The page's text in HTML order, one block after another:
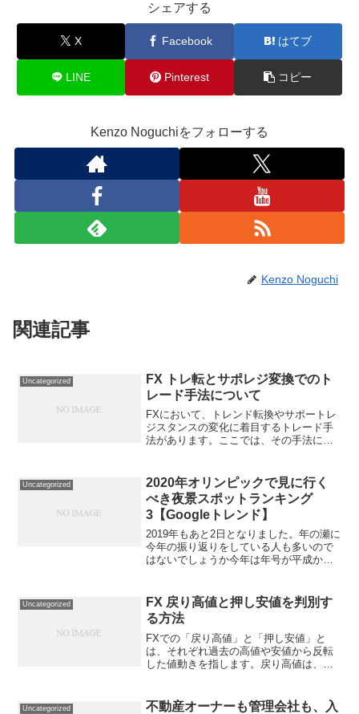
シェアする
X Facebook はてブ
LINE Pinterest コピー
Kenzo Noguchiをフォローする
Kenzo Noguchi
関連記事
Uncategorized
FX トレ転とサポレジ変換でのト
レード手法について
FXにおいて、トレンド転換やサポートレ
ジスタンスの変化に着目するトレード手
法があります。ここでは、その手法につ
は、トレンドの転換を見極めてエントリ
ーすることが重要です。 ...
Uncategorized
2020年オリンピックで見に行く
べき夜景スポットランキング
3【Googleトレンド】
2019年もあと2日となりました。年の瀬に
今年の振り返りをしている人も多いので
はないでしょうか今年は年号が平成から
年といえばやっぱりオリンピックです
ね。開催される...
Uncategorized
FX 戻り高値と押し安値を判別す
る方法
FXでの「戻り高値」と「押し安値」と
は、それぞれ過去の高値や安値から反転
した値動きを指します。戻り高値は、価
る箇所を指します。一方、押し安値は、
Uncategorized
不動産オーナーも管理会社も、入